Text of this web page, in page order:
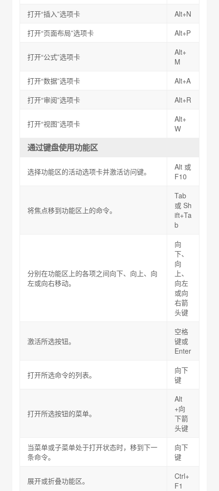
打开“插入”选项卡
Alt+N
打开“页面布局”选项卡
Alt+P
打开“公式”选项卡
Alt+
M
打开“数据”选项卡
Alt+A
打开“审阅”选项卡
Alt+R
打开“视图”选项卡
Alt+
W
通过键盘使用功能区
选择功能区的活动选项卡并激活访问键。
Alt 或
F10
将焦点移到功能区上的命令。
Tab
或 Sh
ift+Ta
b
分别在功能区上的各项之间向下、向上、向
左或向右移动。
向
下、
向
上、
向左
或向
右箭
头键
激活所选按钮。
空格
键或
Enter
打开所选命令的列表。
向下
键
打开所选按钮的菜单。
Alt
+向
下箭
头键
当菜单或子菜单处于打开状态时，移到下一
条命令。
向下
键
展开或折叠功能区。
Ctrl+
F1